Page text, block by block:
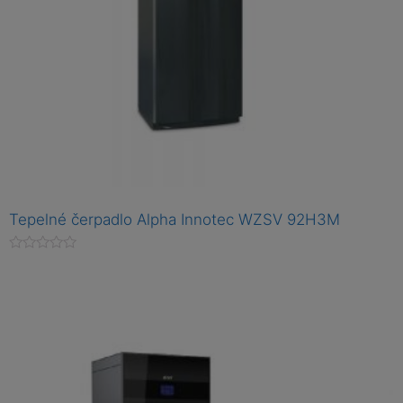
Tepelné čerpadlo Alpha Innotec WZSV 92H3M